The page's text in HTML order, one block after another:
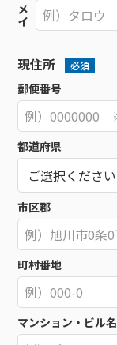
メ
イ
現住所 必須
郵便番号
都道府県
市区郡
町村番地
マンション・ビル名